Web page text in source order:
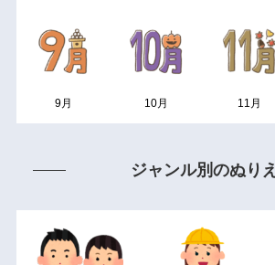
9月 10月 11月
ジャンル別のぬりえ